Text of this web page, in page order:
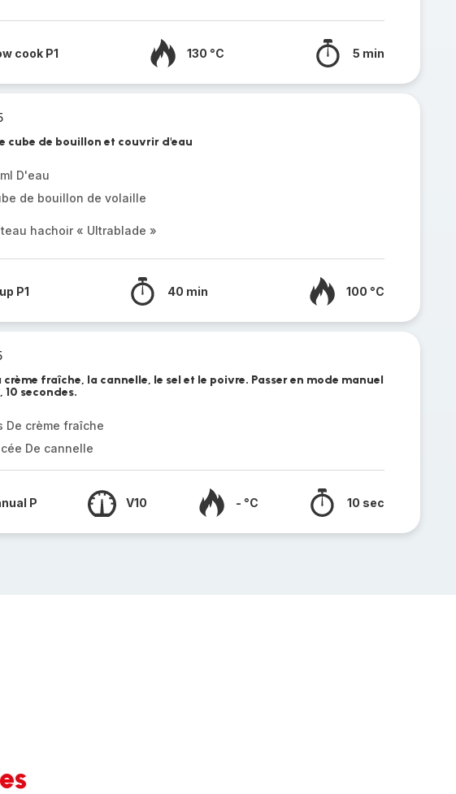
cook P1 130 °C 5 min
cube de bouillon et couvrir d'eau
D'eau
de bouillon de volaille
hachoir « Ultrablade »
P1 40 min 100 °C
fraîche, la cannelle, le sel et le poivre. Passer en mode manuel
10 secondes.
De crème fraîche
De cannelle
P V10 - °C 10 sec